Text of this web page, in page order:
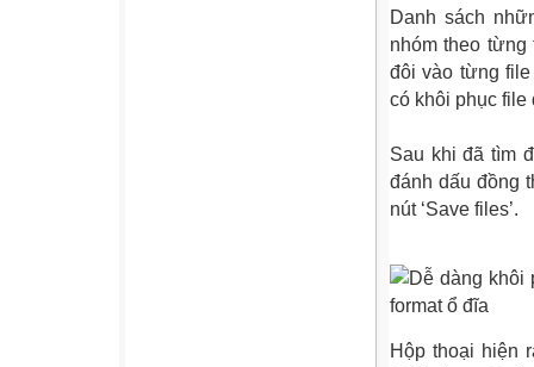
Danh sách
nhóm theo
đôi vào từng
có khôi phục file
Sau khi đã tìm
đánh dấu đồng
nút ‘Save files’.
Hộp thoại hiện